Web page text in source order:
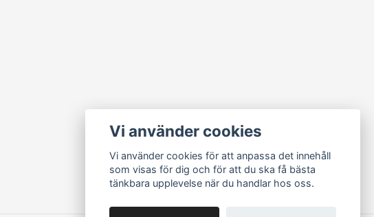
Vi använder cookies
Vi använder cookies för att anpassa det innehåll
som visas för dig och för att du ska få bästa
tänkbara upplevelse när du handlar hos oss.